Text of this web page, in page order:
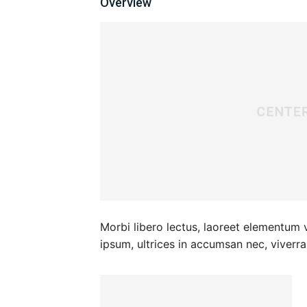
Morbi libero lectus, laoreet
ipsum, ultrices in accumsan nec,